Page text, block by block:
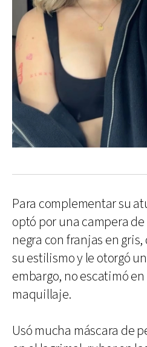
Para complementar su
optó por una campera
negra con franjas en
su estilismo y le otorgó
embargo, no escatimó
maquillaje.
Usó mucha máscara de